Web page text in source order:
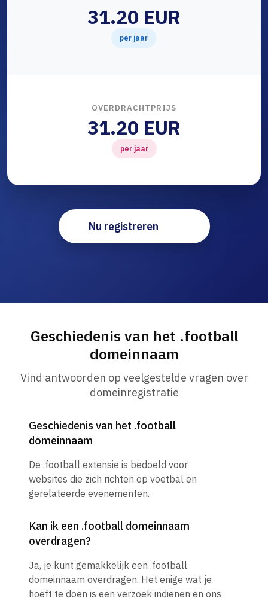
31.20 EUR
per jaar
OVERDRACHTPRIJS
31.20 EUR
per jaar
Nu registreren
Geschiedenis van het .football
domeinnaam
Vind antwoorden op veelgestelde vragen over
domeinregistratie
Geschiedenis van het .football
domeinnaam
De .football extensie is bedoeld voor
websites die zich richten op voetbal en
gerelateerde evenementen.
Kan ik een .football domeinnaam
overdragen?
Ja, je kunt gemakkelijk een .football
domeinnaam overdragen. Het enige wat je
hoeft te doen is een verzoek indienen en ons